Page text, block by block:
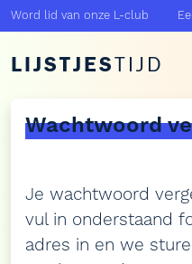
Word lid van onze L-club
LIJSTJESTIJD
Wachtwoord
Je wachtwoord
vul in onderstaand
adres in en we